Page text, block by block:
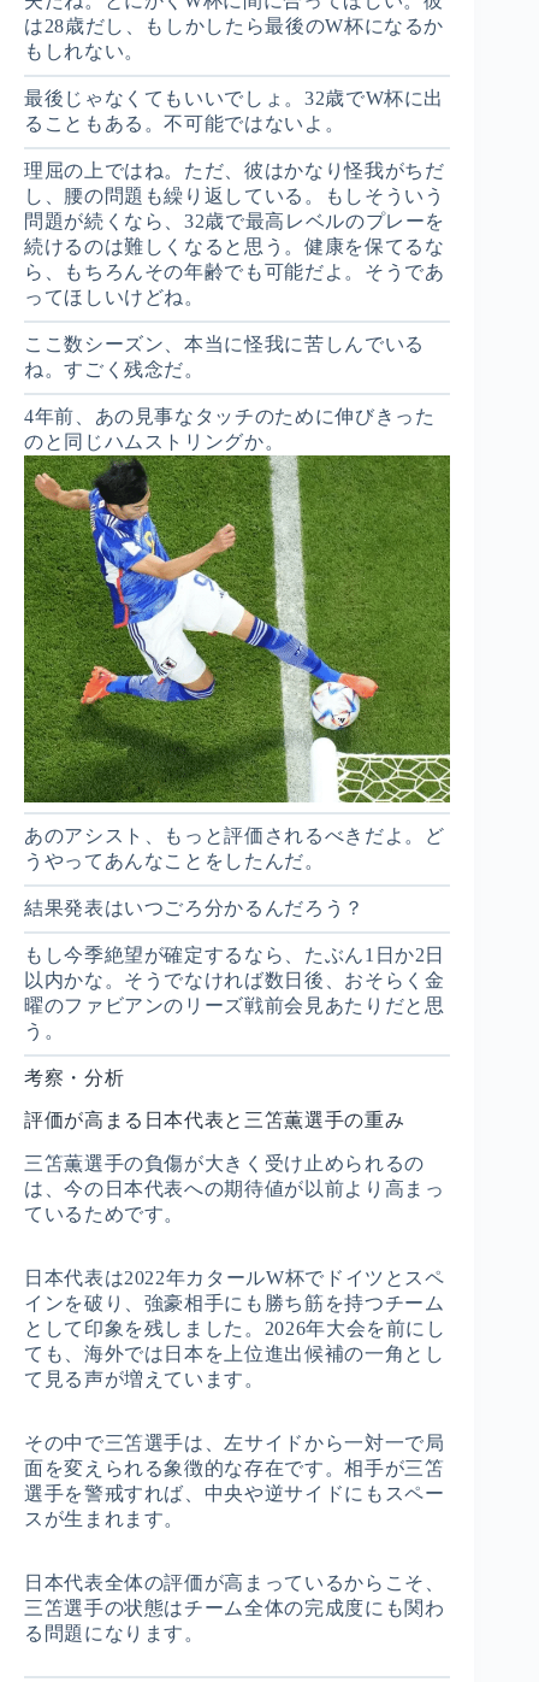
は28歳だし、もしかしたら最後のW杯になるか
もしれない。
最後じゃなくてもいいでしょ。32歳でW杯に出
ることもある。不可能ではないよ。
理屈の上ではね。ただ、彼はかなり怪我がちだ
し、腰の問題も繰り返している。もしそういう
問題が続くなら、32歳で最高レベルのプレーを
続けるのは難しくなると思う。健康を保てるな
ら、もちろんその年齢でも可能だよ。そうであ
ってほしいけどね。
ここ数シーズン、本当に怪我に苦しんでいる
ね。すごく残念だ。
4年前、あの見事なタッチのために伸びきった
のと同じハムストリングか。
あのアシスト、もっと評価されるべきだよ。ど
うやってあんなことをしたんだ。
結果発表はいつごろ分かるんだろう？
もし今季絶望が確定するなら、たぶん1日か2日
以内かな。そうでなければ数日後、おそらく金
曜のファビアンのリーズ戦前会見あたりだと思
う。
考察・分析
評価が高まる日本代表と三笘薫選手の重み
三笘薫選手の負傷が大きく受け止められるの
は、今の日本代表への期待値が以前より高まっ
ているためです。
日本代表は2022年カタールW杯でドイツとスペ
インを破り、強豪相手にも勝ち筋を持つチーム
として印象を残しました。2026年大会を前にし
ても、海外では日本を上位進出候補の一角とし
て見る声が増えています。
その中で三笘選手は、左サイドから一対一で局
面を変えられる象徴的な存在です。相手が三笘
選手を警戒すれば、中央や逆サイドにもスペー
スが生まれます。
日本代表全体の評価が高まっているからこそ、
三笘選手の状態はチーム全体の完成度にも関わ
る問題になります。